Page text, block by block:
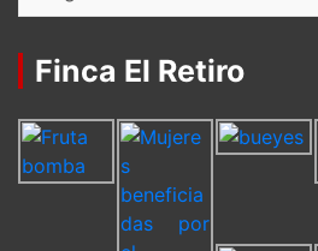
Finca El Retiro